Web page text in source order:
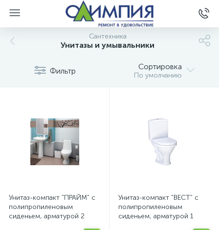
Сантехника
Унитазы и умывальники
Фильтр Сортировка
По умолчанию
Унитаз-компакт "ПРАЙМ" с
полипропиленовым
сиденьем, арматурой 2
Унитаз-компакт "ВЕСТ" с
полипропиленовым
сиденьем, арматурой 1